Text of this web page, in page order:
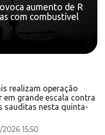
aumento de R
com combustível
realizam operação
em grande escala contra
sauditas nesta quinta-
15:50